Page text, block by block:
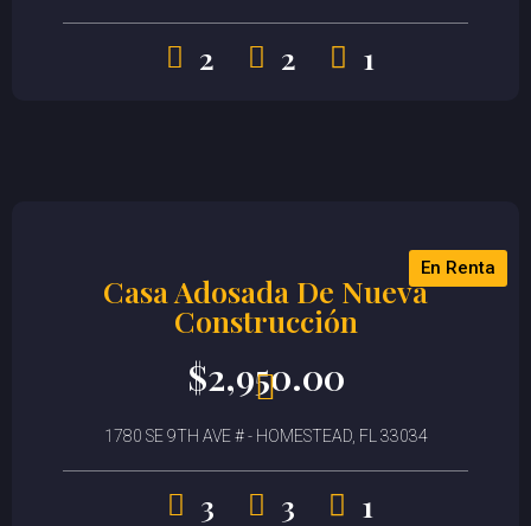
2 2 1
En Renta
Casa Adosada De Nueva
Construcción
$2,950.00
1780 SE 9TH AVE # - HOMESTEAD, FL 33034
3 3 1